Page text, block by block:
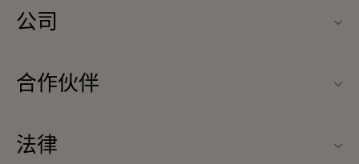
公司
联系我们
合作伙伴
团体预订
法律